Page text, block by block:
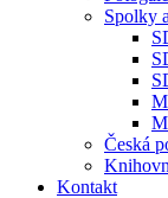
Spolky
Česká
Kontakt